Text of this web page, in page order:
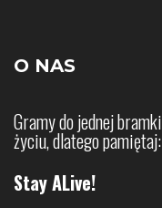
O NAS
Gramy do jednej
życiu, dlatego pamiętaj:
Stay ALive!